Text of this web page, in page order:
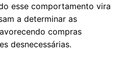
esse comportamento vira
a determinar as
compras
desnecessárias.